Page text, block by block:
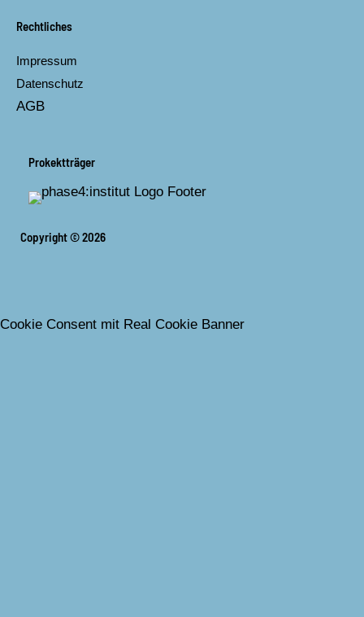
Rechtliches
Impressum
Datenschutz
AGB
Prokektträger
Copyright © 2026
Cookie Consent mit Real Cookie Banner